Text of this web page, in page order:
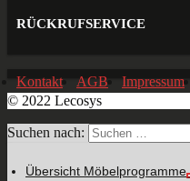
RÜCKRUFSERVICE
Kontakt AGB Impressum
© 2022 Lecosys
Suchen nach:
Übersicht Möbelprogramme